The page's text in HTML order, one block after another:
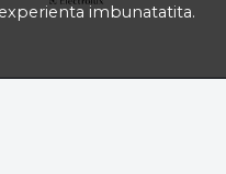
imbunatatita.